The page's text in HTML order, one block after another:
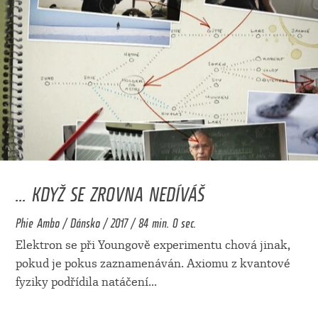
... KDYŽ SE ZROVNA NEDÍVÁŠ
Phie Ambo / Dánsko / 2017 / 84 min. 0 sec.
Elektron se při Youngově experimentu chová jinak,
pokud je pokus zaznamenáván. Axiomu z kvantové
fyziky podřídila natáčení...